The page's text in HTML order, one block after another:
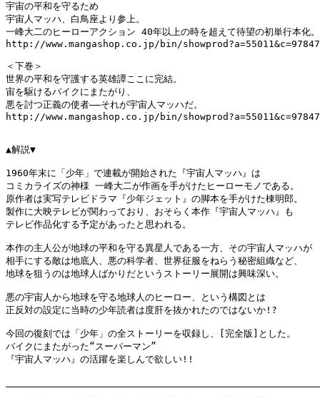
宇宙の平和を守るため
宇宙人マッハ、白鳥座より参上。
一峰大二のヒーローアクション 40年以上の時を超えて待望の初単行本化。
http://www.mangashop.co.jp/bin/
＜下巻＞
世界の平和を守護する英雄譚ここに完結。
宙を駆けるバイクにまたがり、
悪を討つ正義の使者――それが宇宙人マッハだ。
http://www.mangashop.co.jp/bin/
▲解説▼
1960年末に「少年」で連載が開始された『宇宙人マッハ』は
コミカライズの神様 一峰大二が作画を手がけたヒーローモノである。
原作者は実写テレビドラマ『少年ジェット』の脚本を手がけた棟明郎。
製作に大映テレビが関わっており、おそらく本作『宇宙人マッハ』も
テレビ作品化する予定があったと思われる。
本作の主人公が地球の平和を守る異星人である一方、その宇宙人マッハが
相手にする敵は地底人、悪の科学者、世界征服をねらう秘密組織など、
地球を狙うのは地球人ばかりだというストーリー展開は興味深い。
悪の宇宙人から地球を守る地球人のヒーロー、という構図とは
正反対の設定に当時の少年読者は度肝を抜かれたのではないか!?
今回の復刻では「少年」の全ストーリーを収録し、[完全版]とした。
バイクにまたがった“スーパーマン”
『宇宙人マッハ』の活躍を楽しんで欲しい!!